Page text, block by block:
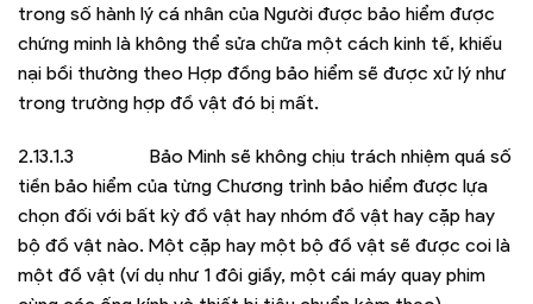
trong số hành lý cá nhân của Người được bảo hiểm được
chứng minh là không thể sửa chữa một cách kinh tế, khiếu
nại bồi thường theo Hợp đồng bảo hiểm sẽ được xử lý như
trong trường hợp đồ vật đó bị mất.
2.13.1.3 Bảo Minh sẽ không chịu trách nhiệm quá số
tiền bảo hiểm của từng Chương trình bảo hiểm được lựa
chọn đối với bất kỳ đồ vật hay nhóm đồ vật hay cặp hay
bộ đồ vật nào. Một cặp hay một bộ đồ vật sẽ được coi là
một đồ vật (ví dụ như 1 đôi giầy, một cái máy quay phim